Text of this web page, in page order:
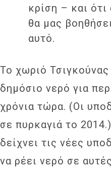
κρίση – και
θα μας
αυτό.
Το χωριό
δημόσιο νερό για
χρόνια τώρα. (Οι
σε πυρκαγιά το
δείχνει τις νέες
να ρέει νερό σε